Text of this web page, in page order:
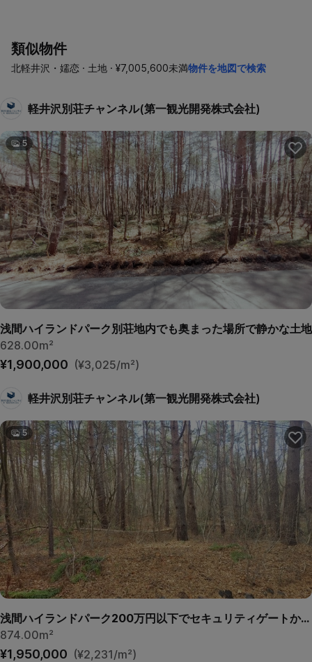
類似物件
北軽井沢・嬬恋 · 土地 · ¥7,005,600未満物件を地図で検索
軽井沢別荘チャンネル(第一観光開発株式会社)
5
浅間ハイランドパーク別荘地内でも奥まった場所で静かな土地
628.00m²
¥1,900,000 (¥3,025/m²)
軽井沢別荘チャンネル(第一観光開発株式会社)
5
浅間ハイランドパーク200万円以下でセキュリティゲートから離れていて静かな土地
874.00m²
¥1,950,000 (¥2,231/m²)